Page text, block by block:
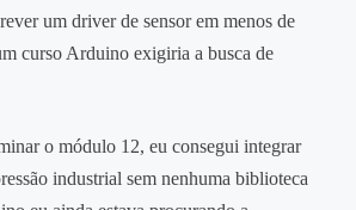
um driver de sensor em menos de
curso Arduino exigiria a busca de
o módulo 12, eu consegui integrar
industrial sem nenhuma biblioteca